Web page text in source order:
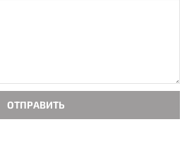
ОТПРАВИТЬ